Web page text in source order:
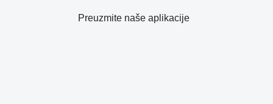
Preuzmite naše aplikacije